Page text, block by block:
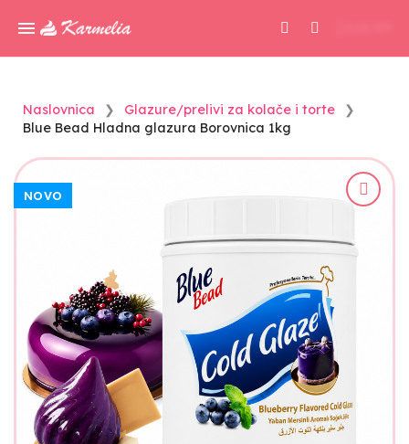
Naslovnica
Glazure/prelivi za kolače i torte
Blue Bead Hladna glazura Borovnica 1kg
NOVO